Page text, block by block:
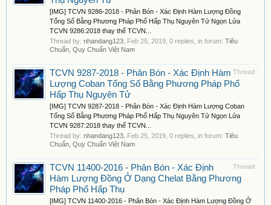
[IMG] TCVN 9286-2018 - Phân Bón - Xác Định Hàm Lượng Đồng
Tổng Số Bằng Phương Pháp Phổ Hấp Thụ Nguyên Tử Ngọn Lửa
TCVN 9286:2018 thay thế TCVN...
Thread by: nhandang123 Feb 25, 2019 , 0 replies, in forum: Tiêu
Chuẩn, Quy Chuẩn Việt Nam
Thread
TCVN 9287-2018 - Phân Bón - Xác Định Hàm
Lượng Coban Tổng Số Bằng Phương Pháp Phổ
Hấp Thụ Nguyên Tử
[IMG] TCVN 9287-2018 - Phân Bón - Xác Định Hàm Lượng Coban
Tổng Số Bằng Phương Pháp Phổ Hấp Thụ Nguyên Tử Ngọn Lửa
TCVN 9287:2018 thay thế TCVN...
Thread by: nhandang123 Feb 25, 2019 , 0 replies, in forum: Tiêu
Chuẩn, Quy Chuẩn Việt Nam
Thread
TCVN 11400-2016 - Phân Bón - Xác Định
Hàm Lượng Đồng Ở Dạng Chelat Bằng Phương
Pháp Phổ Hấp Thụ
[IMG] TCVN 11400-2016 - Phân Bón - Xác Định Hàm Lượng Đồng Ở